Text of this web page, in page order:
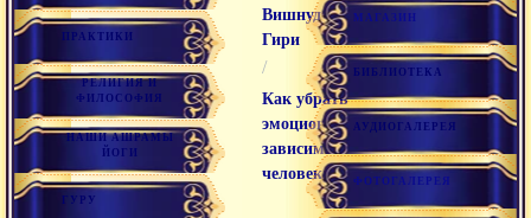
ПРАКТИКИ
РЕЛИГИЯ И
ФИЛОСОФИЯ
НАШИ АШРАМЫ
ЙОГИ
ГУРУ
Вишнудевананда
Гири
/
Как убрать
эмоциональную
зависимость от
человека?
МАГАЗИН
БИБЛИОТЕКА
АУДИОГАЛЕРЕЯ
ФОТОГАЛЕРЕЯ